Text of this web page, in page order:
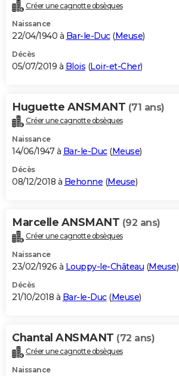
Créer une cagnotte obsèques
Naissance
22/04/1940 à Bar-le-Duc(Meuse)
Décès
05/07/2019 à Blois (Loir-et-Cher)
Huguette ANSMANT (71 ans)
Créer une cagnotte obsèques
Naissance
14/06/1947 à Bar-le-Duc(Meuse)
Décès
08/12/2018 à Behonne (Meuse)
Marcelle ANSMANT (92 ans)
Créer une cagnotte obsèques
Naissance
23/02/1926 à Louppy-le-Château (Meuse)
Décès
21/10/2018 à Bar-le-Duc(Meuse)
Chantal ANSMANT (72 ans)
Créer une cagnotte obsèques
Naissance